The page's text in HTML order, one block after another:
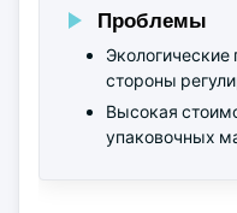
Проблемы
стороны
Высокая
упаковочных